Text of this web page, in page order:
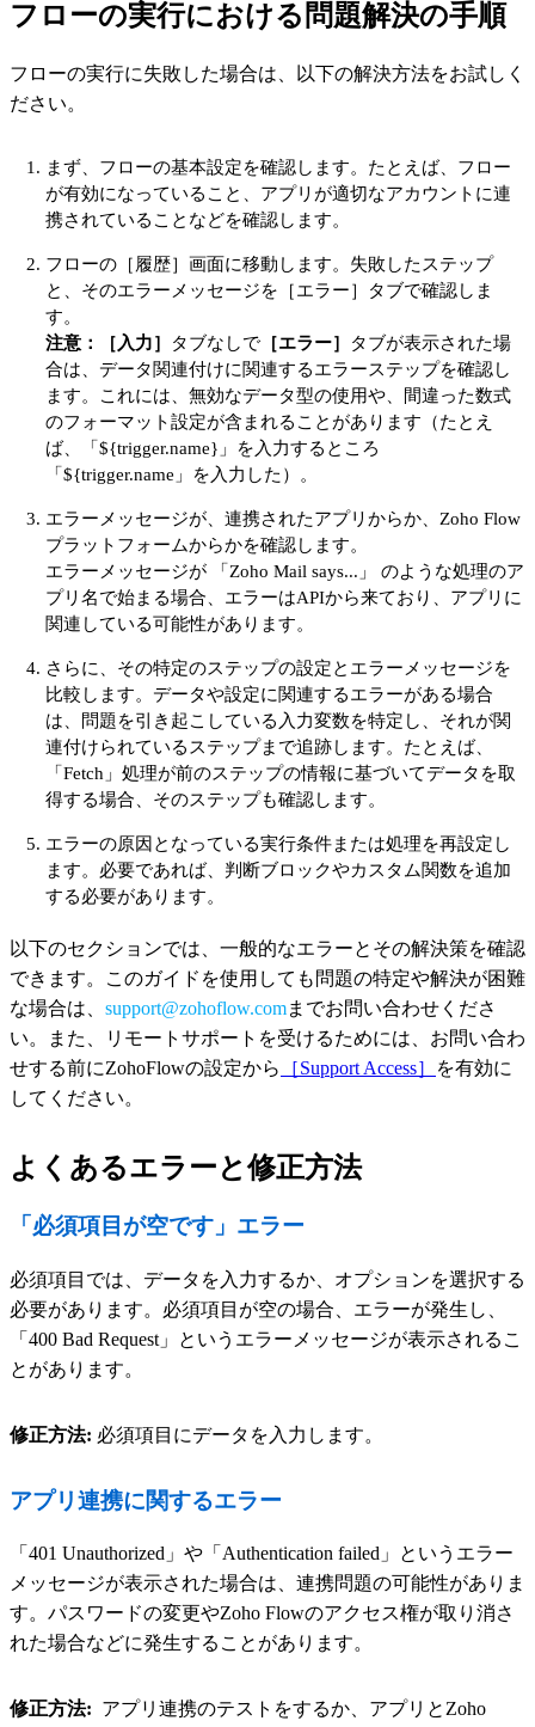
フローの実行における問題解決の手順
フローの実行に失敗した場合は、以下の解決方法をお試しく
ださい。
まず、フローの基本設定を確認します。たとえば、フロー
が有効になっていること、アプリが適切なアカウントに連
携されていることなどを確認します。
フローの［履歴］画面に移動します。失敗したステップ
と、そのエラーメッセージを［エラー］タブで確認しま
す。
注意：
［入力］ タブなしで ［エラー］
タブが表示された場
合は、データ関連付けに関連するエラーステップを確認し
ます。これには、無効なデータ型の使用や、間違った数式
のフォーマット設定が含まれることがあります（たとえ
ば、「${trigger.name}」を入力するところ
「${trigger.name」を入力した）。
エラーメッセージが、連携されたアプリからか、Zoho Flow
プラットフォームからかを確認します。
エラーメッセージが 「Zoho Mail says...」 のような処理のア
プリ名で始まる場合、エラーはAPIから来ており、アプリに
関連している可能性があります。
さらに、その特定のステップの設定とエラーメッセージを
比較します。データや設定に関連するエラーがある場合
は、問題を引き起こしている入力変数を特定し、それが関
連付けられているステップまで追跡します。たとえば、
「Fetch」処理が前のステップの情報に基づいてデータを取
得する場合、そのステップも確認します。
エラーの原因となっている実行条件または処理を再設定し
ます。必要であれば、判断ブロックやカスタム関数を追加
する必要があります。
以下のセクションでは、一般的なエラーとその解決策を確認
できます。このガイドを使用しても問題の特定や解決が困難
な場合は、 support@zohoflow.comまでお問い合わせくださ
い。また、リモートサポートを受けるためには、お問い合わ
せする前にZohoFlowの設定から
［Support Access］
を有効に
してください。
よくあるエラーと修正方法
「必須項目が空です」エラー
必須項目では、データを入力するか、オプションを選択する
必要があります。必須項目が空の場合、エラーが発生し、
「400 Bad Request」というエラーメッセージが表示されるこ
とがあります。
修正方法: 必須項目にデータを入力します。
アプリ連携に関するエラー
「401 Unauthorized」や「Authentication failed」というエラー
メッセージが表示された場合は、連携問題の可能性がありま
す。パスワードの変更やZoho Flowのアクセス権が取り消さ
れた場合などに発生することがあります。
修正方法: アプリ連携のテストをするか、アプリとZoho